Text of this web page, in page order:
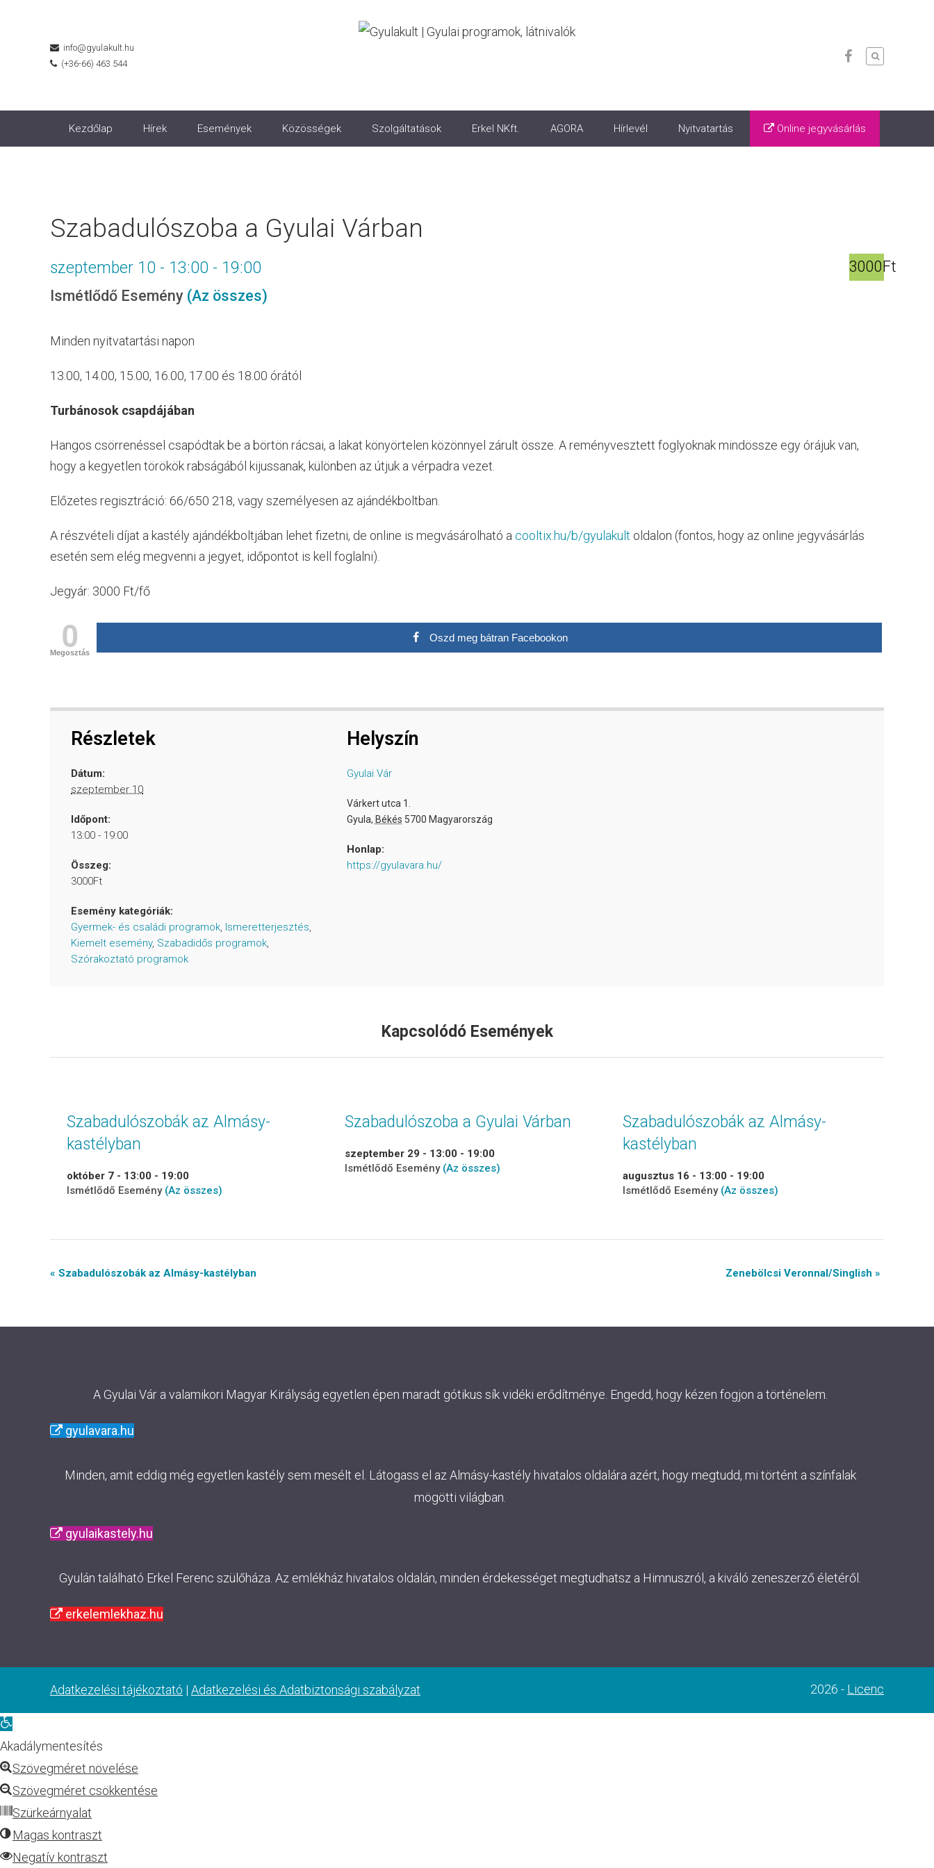
info@gyulakult.hu
(+36-66) 463 544
Kezdőlap Hírek Események Közösségek Szolgáltatások Erkel NKft. AGORA Hírlevél Nyitvatartás Online jegyvásárlás
Szabadulószoba a Gyulai Várban
szeptember 10 - 13:00 - 19:00
Ismétlődő Esemény (Az összes)
3000Ft
Minden nyitvatartási napon
13.00, 14.00, 15.00, 16.00, 17.00 és 18.00 órától
Turbánosok csapdájában
Hangos csörrenéssel csapódtak be a börtön rácsai, a lakat könyörtelen közönnyel zárult össze. A reményvesztett foglyoknak mindössze egy órájuk van,
hogy a kegyetlen törökök rabságából kijussanak, különben az útjuk a vérpadra vezet.
Előzetes regisztráció: 66/650 218, vagy személyesen az ajándékboltban.
A részvételi díjat a kastély ajándékboltjában lehet fizetni, de online is megvásárolható a cooltix.hu/b/gyulakult oldalon (fontos, hogy az online jegyvásárlás
esetén sem elég megvenni a jegyet, időpontot is kell foglalni).
Jegyár: 3000 Ft/fő
0
Megosztás
Oszd meg bátran Facebookon
Részletek
Dátum:
szeptember 10
Időpont:
13:00 - 19:00
Összeg:
3000Ft
Esemény kategóriák:
Gyermek- és családi programok Ismeretterjesztés
Kiemelt esemény, Szabadidős programok
Szórakoztató programok
Helyszín
Gyulai Vár
Várkert utca 1.
Gyula, Békés 5700 Magyarország
Honlap:
https://gyulavara.hu/
Kapcsolódó Események
Szabadulószobák az Almásy-
kastélyban
október 7 - 13:00 - 19:00
Ismétlődő Esemény (Az összes)
Szabadulószoba a Gyulai Várban
szeptember 29 - 13:00 - 19:00
Ismétlődő Esemény (Az összes)
Szabadulószobák az Almásy-
kastélyban
augusztus 16 - 13:00 - 19:00
Ismétlődő Esemény (Az összes)
Event
« Szabadulószobák az Almásy-kastélyban Zenebölcsi Veronnal/Singlish »
A Gyulai Vár a valamikori Magyar Királyság egyetlen épen maradt gótikus sík vidéki erődítménye. Engedd, hogy kézen fogjon a történelem.
gyulavara.hu
Minden, amit eddig még egyetlen kastély sem mesélt el. Látogass el az Almásy-kastély hivatalos oldalára azért, hogy megtudd, mi történt a színfalak
mögötti világban.
gyulaikastely.hu
Gyulán található Erkel Ferenc szülőháza. Az emlékház hivatalos oldalán, minden érdekességet megtudhatsz a Himnuszról, a kiváló zeneszerző életéről.
erkelemlekhaz.hu
Adatkezelési tájékoztató | Adatkezelési és Adatbiztonsági szabályzat 2026 - Licenc
Eszköztár
megnyitása
Akadálymentesítés
Szövegméret növelése
Szövegméret csökkentése
Szürkeárnyalat
Magas kontraszt
Negatív kontraszt